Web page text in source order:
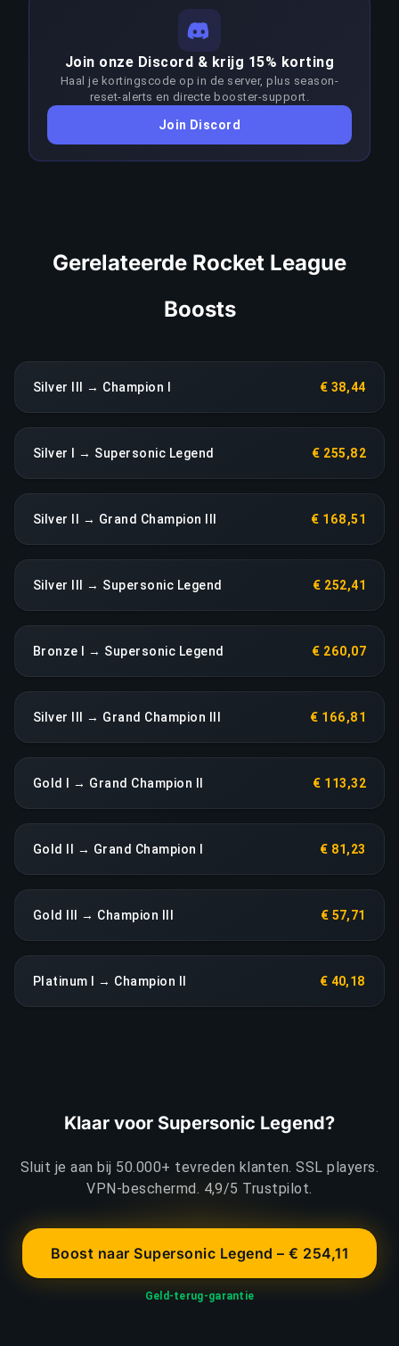
LINK KOPIËREN
optimale strategieën en game sense op deze
skill-niveaus. Consistent winnen in het segment
Silver II–Supersonic Legend vraagt aanzienlijk
meer skill dan de doelrank. Boosters passen hun
aanpak per patch aan om de meta voor te blijven;
elke aanhoudende terugval in prestaties leidt
Join onze Discord & krijg 15% korting
Haal je kortingscode op in de server, plus season-
reset-alerts en directe booster-support.
Join Discord
Gerelateerde Rocket League
Boosts
Silver III → Champion I € 38,44
Silver I → Supersonic Legend € 255,82
Silver II → Grand Champion III € 168,51
Silver III → Supersonic Legend € 252,41
Bronze I → Supersonic Legend € 260,07
Silver III → Grand Champion III € 166,81
Gold I → Grand Champion II € 113,32
Gold II → Grand Champion I € 81,23
Gold III → Champion III € 57,71
Platinum I → Champion II € 40,18
Klaar voor Supersonic Legend?
Sluit je aan bij 50.000+ tevreden klanten. SSL players.
VPN-beschermd. 4,9/5 Trustpilot.
Boost naar Supersonic Legend – € 254,11
Geld-terug-garantie